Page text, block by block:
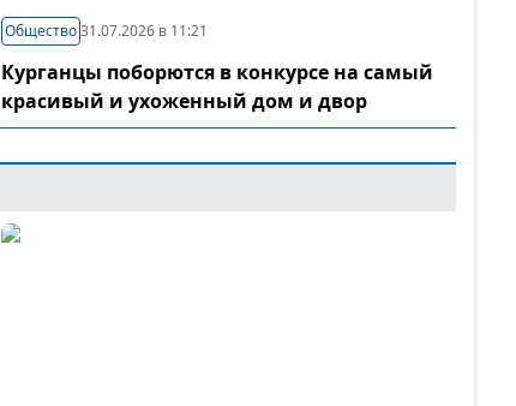
Общество 31.07.2026 в 11:21
Курганцы поборются в конкурсе на самый
красивый и ухоженный дом и двор